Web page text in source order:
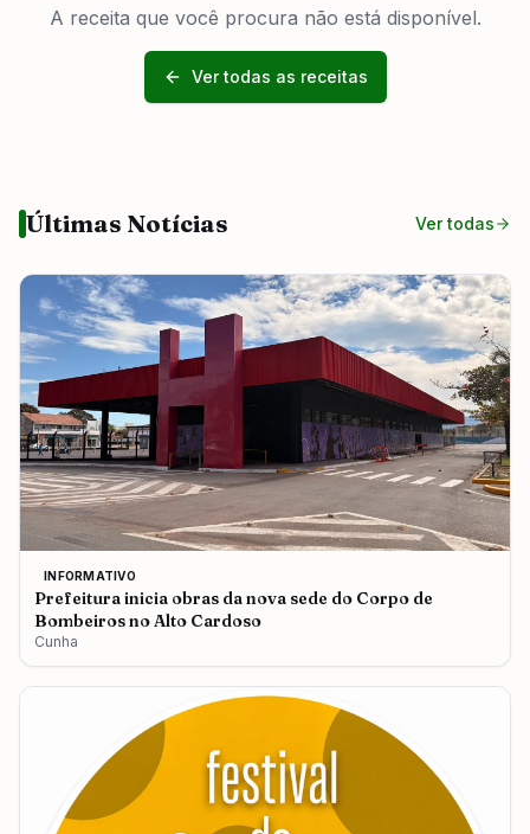
A receita que você procura não está disponível.
Ver todas as receitas
Últimas Notícias Ver todas
INFORMATIVO
Prefeitura inicia obras da nova sede do Corpo de
Bombeiros no Alto Cardoso
Cunha